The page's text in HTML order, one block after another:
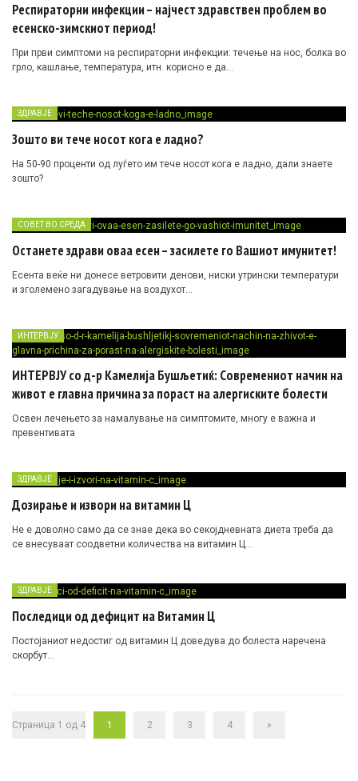
Респираторни инфекции – најчест здравствен проблем во
есенско-зимскиот период!
При први симптоми на респираторни инфекции: течење на нос, болка во
грло, кашлање, температура, итн. корисно е да…
ЗДРАВЈЕ
Зошто ви тече носот кога е ладно?
На 50-90 проценти од луѓето им тече носот кога е ладно, дали знаете
зошто?
СОВЕТ ВО СРЕДА
Останете здрави оваа есен – засилете го Вашиот имунитет!
Есента веќе ни донесе ветровити денови, ниски утрински температури
и зголемено загадување на воздухот…
ИНТЕРВЈУ
ИНТЕРВЈУ со д-р Камелија Бушљетиќ: Современиот начин на
живот е главна причина за пораст на алергиските болести
Освен лечењето за намалување на симптомите, многу е важна и
превентивата
ЗДРАВЈЕ
Дозирање и извори на витамин Ц
Не е доволно само да се знае дека во секојдневната диета треба да
се внесуваат соодветни количества на витамин Ц…
ЗДРАВЈЕ
Последици од дефицит на Витамин Ц
Постојаниот недостиг од витамин Ц доведува до болеста наречена
скорбут…
Страница 1 од 4 1 2 3 4 »